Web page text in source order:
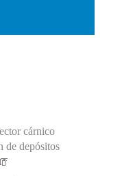
cárnico
de depósitos